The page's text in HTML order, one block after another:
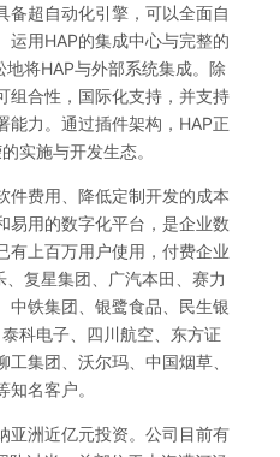
备超自动化引擎，可以全面自
运用HAP的集成中心与完整的
将HAP与外部系统集成。除
组合性，国际化支持，并支持
能力。通过插件架构，HAP正
实施与开发生态。
件费用、降低定制开发的成本
易用的数字化平台，是企业数
有上百万用户使用，付费企业
复星集团、广汽本田、赛力
中铁集团、银鹭食品、民生银
科电子、四川航空、东方证
集团、沃尔玛、中国烟草、
知名客户。
亚洲近亿元投资。公司目前有